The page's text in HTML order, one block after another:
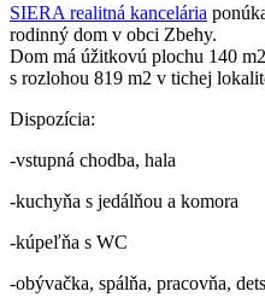
SIERA realitná kancelária
rodinný dom v obci Zbehy.
Dom má úžitkovú plochu 140
s rozlohou 819 m2 v tichej
Dispozícia:
-vstupná chodba, hala
-kuchyňa s jedálňou a komora
-kúpeľňa s WC
-obývačka, spálňa, pracovňa,